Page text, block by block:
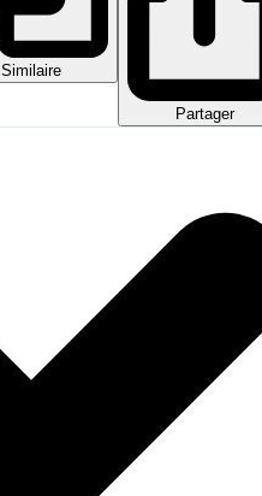
Similaire
Partager